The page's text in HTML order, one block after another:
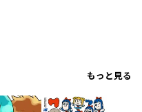
もっと見る